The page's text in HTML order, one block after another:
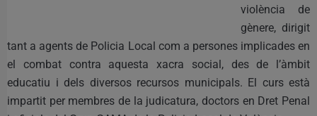
violència de
gènere, dirigit
tant a agents de Policia Local com a persones implicades en
el combat contra aquesta xacra social, des de l’àmbit
educatiu i dels diversos recursos municipals. El curs està
impartit per membres de la judicatura, doctors en Dret Penal